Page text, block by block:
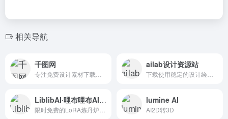
相关导航
千图网 ailab设计资源站
LiblibAI·哩布哩布AI【官网】 lumine AI
AI2D转3D